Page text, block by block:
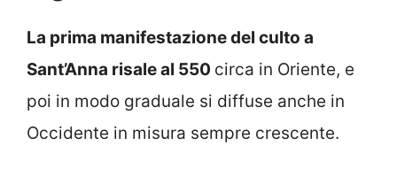
La prima manifestazione del culto a
Sant’Anna risale al 550 circa in Oriente, e
poi in modo graduale si diffuse anche in
Occidente in misura sempre crescente.